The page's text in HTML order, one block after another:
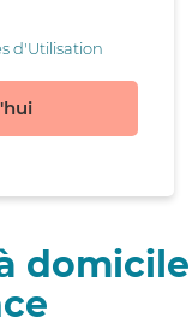
d'Utilisation
domicile